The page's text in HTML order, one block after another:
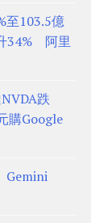
至103.5億
34% 阿里
跌
購Google
Gemini